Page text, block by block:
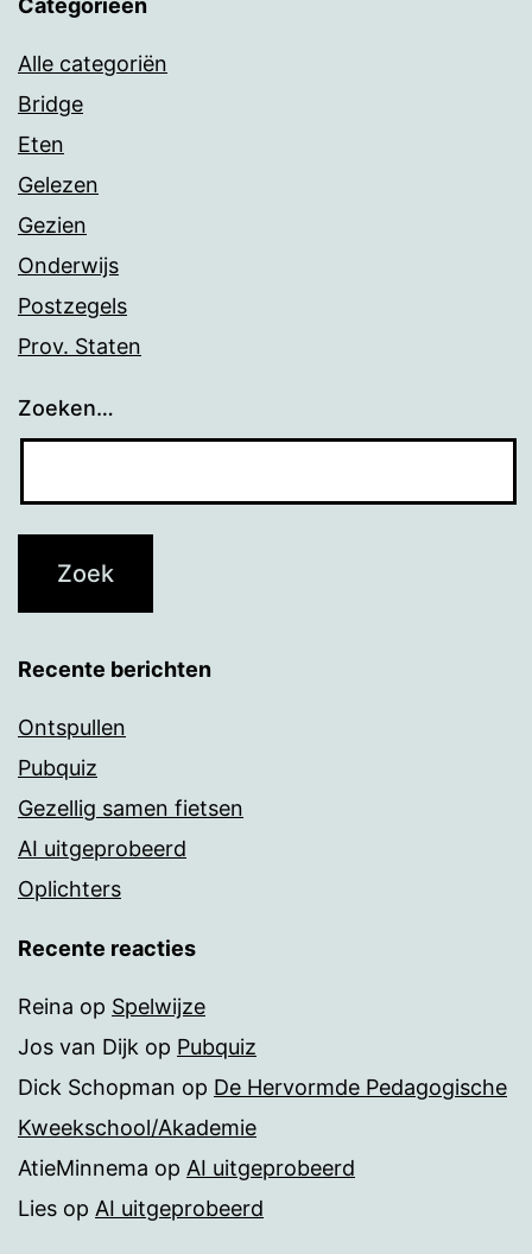
Categorieën
Alle categoriën
Bridge
Eten
Gelezen
Gezien
Onderwijs
Postzegels
Prov. Staten
Zoeken…
Recente berichten
Ontspullen
Pubquiz
Gezellig samen fietsen
AI uitgeprobeerd
Oplichters
Recente reacties
Reina op Spelwijze
Jos van Dijk op Pubquiz
Dick Schopman op De Hervormde Pedagogische
Kweekschool/Akademie
AtieMinnema op AI uitgeprobeerd
Lies op AI uitgeprobeerd